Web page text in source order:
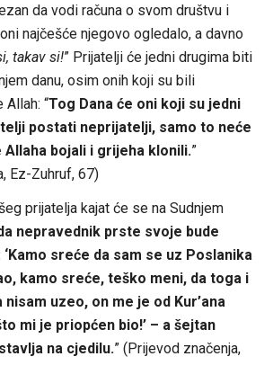
da vodi računa o svom društvu i
najčešće njegovo ogledalo, a davno
takav si!” Prijatelji će jedni drugima biti
danu, osim onih koji su bili
“Tog Dana će oni koji su jedni
postati neprijatelji, samo to neće
bojali i grijeha klonili.”
Ez-Zuhruf, 67)
prijatelja kajat će se na Sudnjem
nepravednik prste svoje bude
sreće da sam se uz Poslanika
kamo sreće, teško meni, da toga i
uzeo, on me je od Kur’ana
mi je priopćen bio!’ – a šejtan
na cjedilu.” (Prijevod značenja,